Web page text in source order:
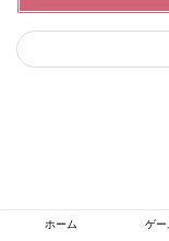
ホーム ゲー